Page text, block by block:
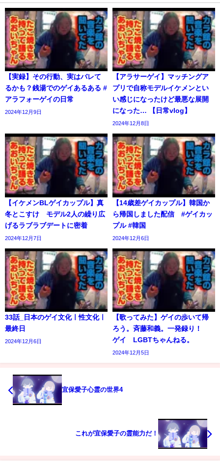
【実録】その行動、実はバレて
るかも？銭湯でのゲイあるある #
アラフォーゲイの日常
2024年12月9日
【アラサーゲイ】マッチングア
プリで自称モデルイケメンとい
い感じになったけど最悪な展開
になった… 【日常vlog】
2024年12月8日
【イケメンBLゲイカップル】真
冬とこすけ モデル2人の繰り広
げるラブラブデートに密着
2024年12月7日
【14歳差ゲイカップル】韓国か
ら帰国しました配信 #ゲイカッ
プル #韓国
2024年12月6日
33話_日本のゲイ文化ㅣ性文化ㅣ
最終日
2024年12月6日
【歌ってみた】ゲイの歩いて帰
ろう。斉藤和義。一発録り！
ゲイ LGBTちゃんねる。
2024年12月5日
宜保愛子心霊の世界4
これが宜保愛子の霊能力だ！